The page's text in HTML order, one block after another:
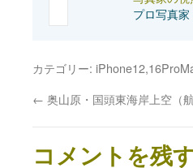
プロ写真
カテゴリー:
← 奥山原・国頭東海岸上空（航
コメントを残